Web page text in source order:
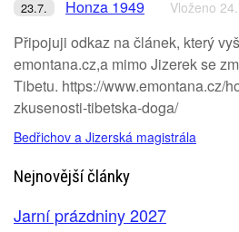
23.7. Honza 1949 Vloženo
Připojuji odkaz na článek, který
emontana.cz,a mimo Jizerek se
Tibetu. https://www.emontana.cz/
zkusenosti-tibetska-doga/
Bedřichov a Jizerská magistrála
Nejnovější články
Jarní prázdniny 2027